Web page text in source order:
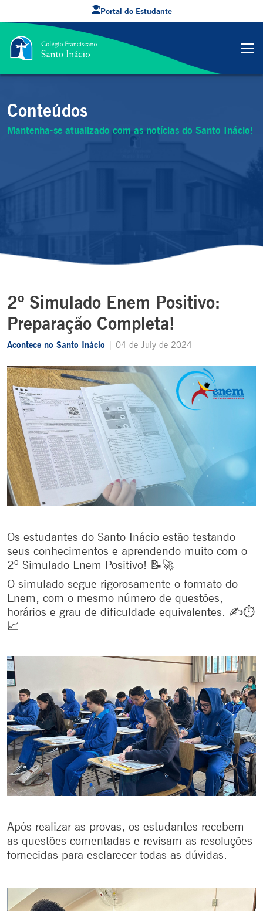
Portal do Estudante
Conteúdos
Mantenha-se atualizado com as notícias do Santo Inácio!
2º Simulado Enem Positivo:
Preparação Completa!
Acontece no Santo Inácio | 04 de July de 2024
Os estudantes do Santo Inácio estão testando
seus conhecimentos e aprendendo muito com o
2º Simulado Enem Positivo! 📝🚀
O simulado segue rigorosamente o formato do
Enem, com o mesmo número de questões,
horários e grau de dificuldade equivalentes. ✍⏱
📈
Após realizar as provas, os estudantes recebem
as questões comentadas e revisam as resoluções
fornecidas para esclarecer todas as dúvidas.